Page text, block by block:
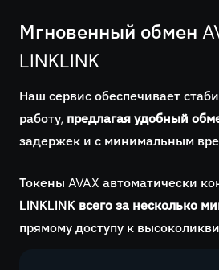
Мгновенный обмен
LINKLINK
Наш сервис обеспечивает
работу, предлагая удобный
задержек и с минимальным
Токены AVAX автоматически
LINKLINK всего за несколько
прямому доступу к